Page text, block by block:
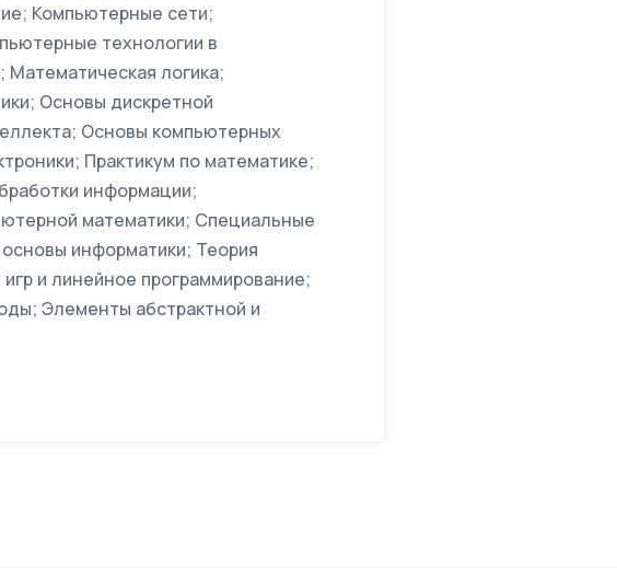
Компьютерные сети;
технологии в
логика;
Основы дискретной
Основы компьютерных
Практикум по математике;
информации;
математики; Специальные
информатики; Теория
и линейное программирование;
Элементы абстрактной и